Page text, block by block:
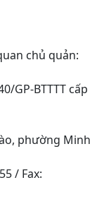
chủ quản:
GP-BTTTT cấp
phường Minh
/ Fax: